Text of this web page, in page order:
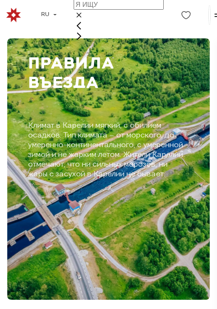
RU
ПРАВИЛА
ВЪЕЗДА
Климат в Карелии мягкий, с обилием
осадков. Тип климата – от морского, до
умеренно-континентального, с умеренной
зимой и не жарким летом. Жители Карелии
отмечают, что ни сильных морозов, ни
жары с засухой в Карелии не бывает.